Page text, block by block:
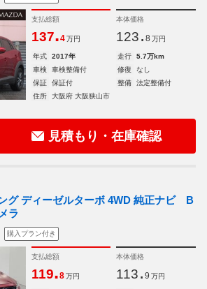
支払総額
137.4 万円
本体価格
123. 8 万円
年式 2017年 走行
5.7万km
車検
車検整備付 修復
なし
保証
保証付 整備
法定整備付
住所
大阪府 大阪狭山市
見積もり・在庫確認
グ ディーゼルターボ 4WD 純正ナビ B
ラ
購入プラン付き
支払総額
119.8 万円
本体価格
113. 9 万円